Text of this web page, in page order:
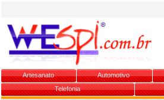
Artesanato Automotivo
Telefonia